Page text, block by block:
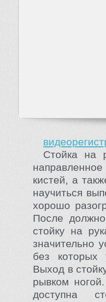
Стойка на
кистей, а
научиться
хорошо
После
стойку на
значительно
без которых
Выход в
рывком
доступна